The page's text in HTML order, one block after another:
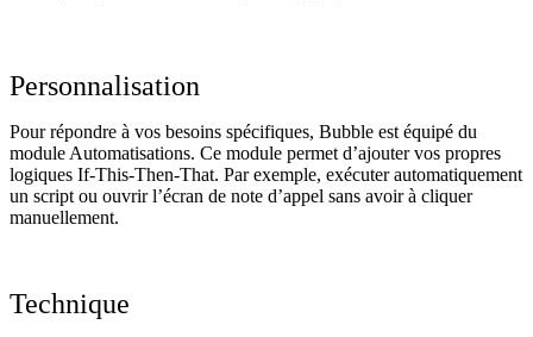
Personnalisation
Pour répondre à vos besoins spécifiques, Bubble est équipé du
module Automatisations. Ce module permet d’ajouter vos propres
logiques If-This-Then-That. Par exemple, exécuter automatiquement
un script ou ouvrir l’écran de note d’appel sans avoir à cliquer
manuellement.
Technique